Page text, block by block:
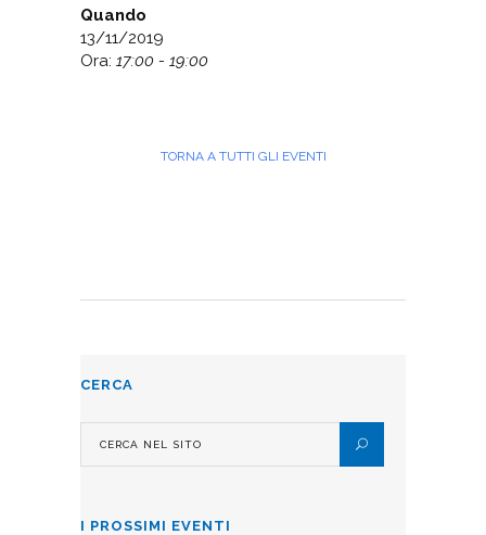
Quando
13/11/2019
Ora: 17:00 - 19:00
TORNA A TUTTI GLI EVENTI
CERCA
I PROSSIMI EVENTI